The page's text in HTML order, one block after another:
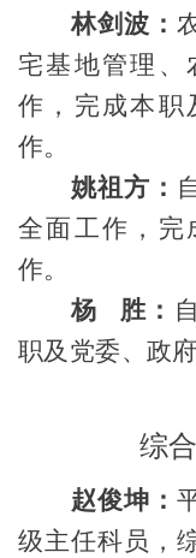
林剑波：
宅基地管理、
作， 完成本职
作。
姚祖方 ：
全面工作， 完
作。
杨 胜：
职及 党委、政
综
赵俊坤 ：
级主任科员，